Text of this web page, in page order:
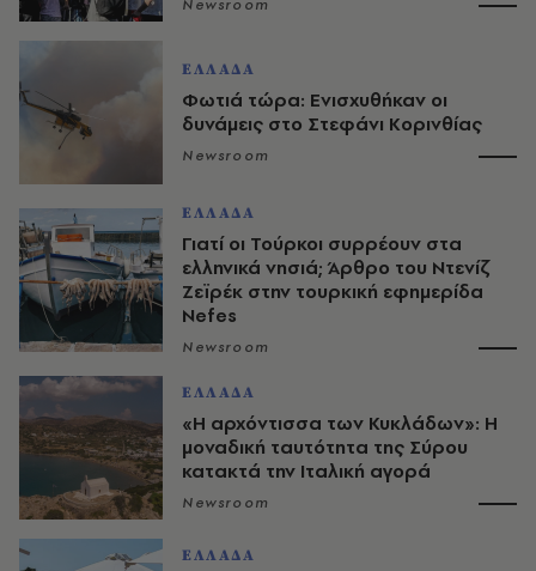
Newsroom
ΕΛΛΑΔΑ
Φωτιά τώρα: Ενισχυθήκαν οι
δυνάμεις στο Στεφάνι Κορινθίας
Newsroom
ΕΛΛΑΔΑ
Γιατί οι Τούρκοι συρρέουν στα
ελληνικά νησιά; Άρθρο του Ντενίζ
Ζεϊρέκ στην τουρκική εφημερίδα
Nefes
Newsroom
ΕΛΛΑΔΑ
«Η αρχόντισσα των Κυκλάδων»: Η
μοναδική ταυτότητα της Σύρου
κατακτά την Ιταλική αγορά
Newsroom
ΕΛΛΑΔΑ